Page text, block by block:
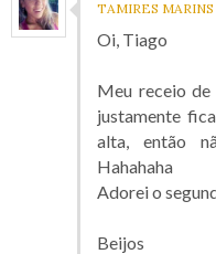
TAMIRES MARINS
Oi, Tiago
Meu receio
justamente
alta, então
Hahahaha
Adorei o
Beijos